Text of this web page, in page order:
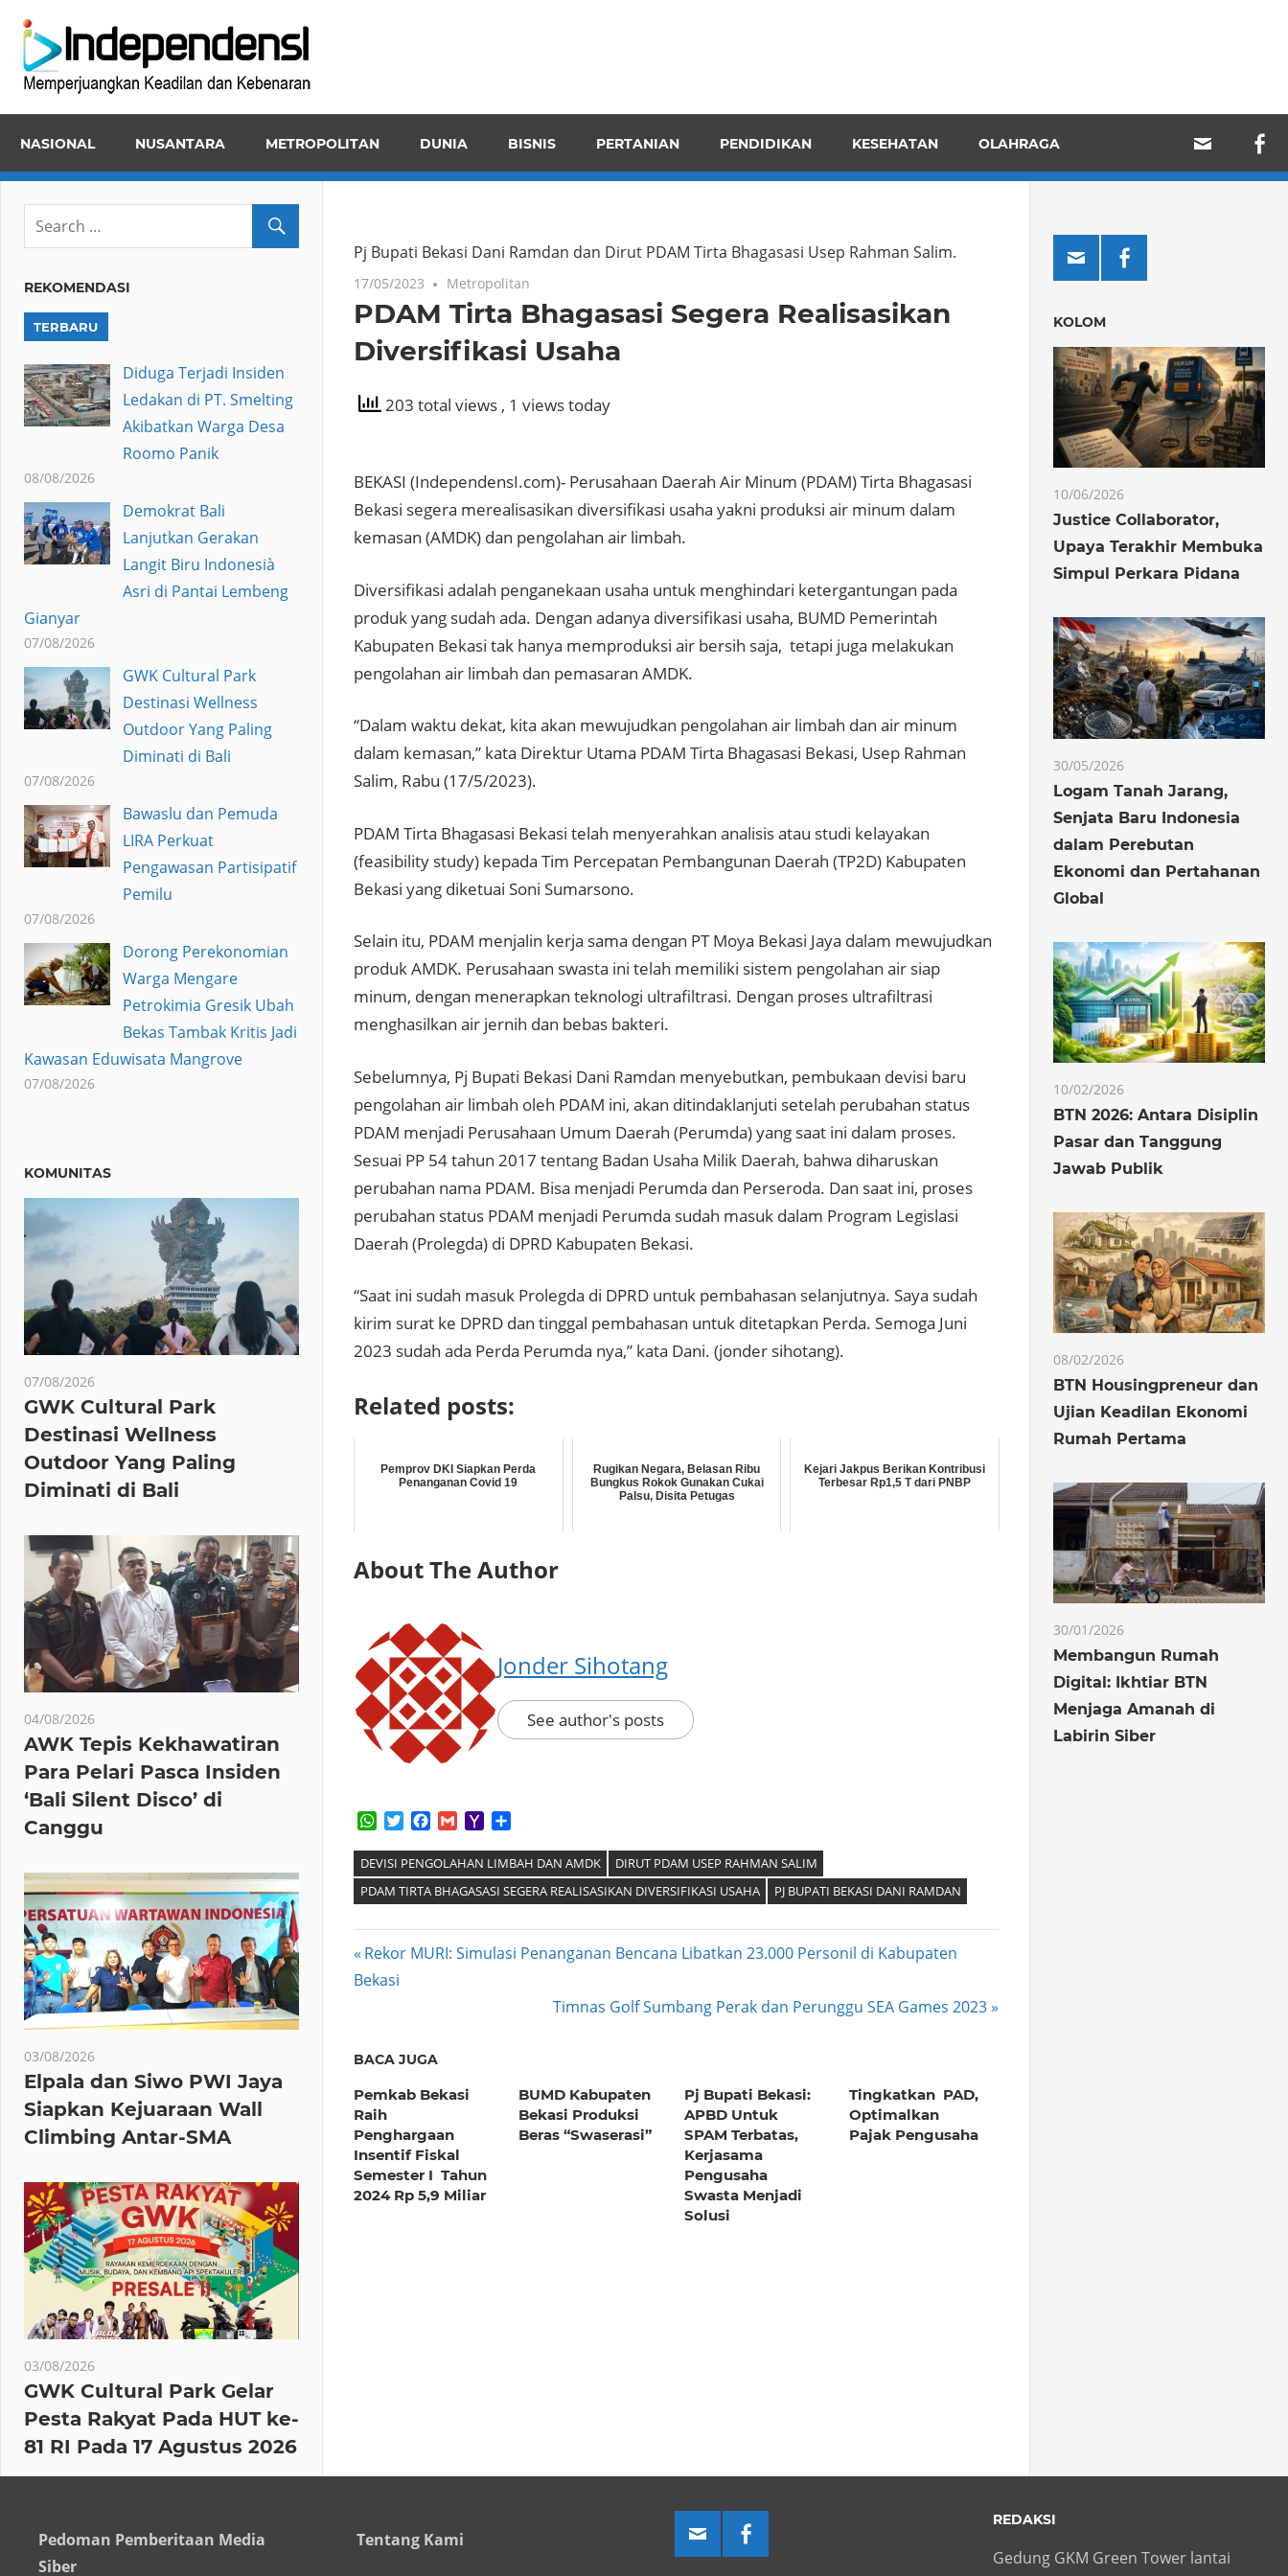
content
dan
NASIONAL NUSANTARA METROPOLITAN DUNIA BISNIS PERTANIAN PENDIDIKAN KESEHATAN OLAHRAGA
Pj Bupati Bekasi Dani Ramdan dan Dirut PDAM Tirta Bhagasasi Usep Rahman Salim.
17/05/2023 Metropolitan
PDAM Tirta Bhagasasi Segera Realisasikan
Diversifikasi Usaha
203 total views , 1 views today
BEKASI (IndependensI.com)- Perusahaan Daerah Air Minum (PDAM) Tirta Bhagasasi
Bekasi segera merealisasikan diversifikasi usaha yakni produksi air minum dalam
kemasan (AMDK) dan pengolahan air limbah.
Diversifikasi adalah penganekaan usaha untuk menghindari ketergantungan pada
produk yang sudah ada. Dengan adanya diversifikasi usaha, BUMD Pemerintah
Kabupaten Bekasi tak hanya memproduksi air bersih saja, tetapi juga melakukan
pengolahan air limbah dan pemasaran AMDK.
“Dalam waktu dekat, kita akan mewujudkan pengolahan air limbah dan air minum
dalam kemasan,” kata Direktur Utama PDAM Tirta Bhagasasi Bekasi, Usep Rahman
Salim, Rabu (17/5/2023).
PDAM Tirta Bhagasasi Bekasi telah menyerahkan analisis atau studi kelayakan
(feasibility study) kepada Tim Percepatan Pembangunan Daerah (TP2D) Kabupaten
Bekasi yang diketuai Soni Sumarsono.
Selain itu, PDAM menjalin kerja sama dengan PT Moya Bekasi Jaya dalam mewujudkan
produk AMDK. Perusahaan swasta ini telah memiliki sistem pengolahan air siap
minum, dengan menerapkan teknologi ultrafiltrasi. Dengan proses ultrafiltrasi
menghasilkan air jernih dan bebas bakteri.
Sebelumnya, Pj Bupati Bekasi Dani Ramdan menyebutkan, pembukaan devisi baru
pengolahan air limbah oleh PDAM ini, akan ditindaklanjuti setelah perubahan status
PDAM menjadi Perusahaan Umum Daerah (Perumda) yang saat ini dalam proses.
Sesuai PP 54 tahun 2017 tentang Badan Usaha Milik Daerah, bahwa diharuskan
perubahan nama PDAM. Bisa menjadi Perumda dan Perseroda. Dan saat ini, proses
perubahan status PDAM menjadi Perumda sudah masuk dalam Program Legislasi
Daerah (Prolegda) di DPRD Kabupaten Bekasi.
“Saat ini sudah masuk Prolegda di DPRD untuk pembahasan selanjutnya. Saya sudah
kirim surat ke DPRD dan tinggal pembahasan untuk ditetapkan Perda. Semoga Juni
2023 sudah ada Perda Perumda nya,” kata Dani. (jonder sihotang).
Related posts:
Pemprov DKI Siapkan Perda
Penanganan Covid 19
Rugikan Negara, Belasan Ribu
Bungkus Rokok Gunakan Cukai
Palsu, Disita Petugas
Kejari Jakpus Berikan Kontribusi
Terbesar Rp1,5 T dari PNBP
About The Author
Jonder Sihotang
See author's posts
WhatsApp
TwitterFacebook
GmailYahoo
DEVISI PENGOLAHAN LIMBAH DAN AMDK
DIRUT PDAM USEP RAHMAN SALIM
PDAM TIRTA BHAGASASI SEGERA REALISASIKAN DIVERSIFIKASI USAHA
PJ BUPATI BEKASI DANI RAMDAN
Post
navigation
Previous
Post:
Rekor MURI: Simulasi Penanganan Bencana Libatkan 23.000 Personil di Kabupaten
Bekasi
Next
Timnas Golf Sumbang Perak dan Perunggu SEA Games 2023
BACA JUGA
Pemkab Bekasi
Raih
Penghargaan
Insentif Fiskal
Semester I Tahun
2024 Rp 5,9 Miliar
BUMD Kabupaten
Bekasi Produksi
Beras “Swaserasi”
Pj Bupati Bekasi:
APBD Untuk
SPAM Terbatas,
Kerjasama
Pengusaha
Swasta Menjadi
Solusi
Tingkatkan PAD,
Optimalkan
Pajak Pengusaha
REKOMENDASI
TERBARU
Diduga Terjadi Insiden
Ledakan di PT. Smelting
Akibatkan Warga Desa
Roomo Panik
08/08/2026
Demokrat Bali
Lanjutkan Gerakan
Langit Biru Indonesià
Asri di Pantai Lembeng
Gianyar
07/08/2026
GWK Cultural Park
Destinasi Wellness
Outdoor Yang Paling
Diminati di Bali
07/08/2026
Bawaslu dan Pemuda
LIRA Perkuat
Pengawasan Partisipatif
Pemilu
07/08/2026
Dorong Perekonomian
Warga Mengare
Petrokimia Gresik Ubah
Bekas Tambak Kritis Jadi
Kawasan Eduwisata Mangrove
07/08/2026
KOMUNITAS
07/08/2026
GWK Cultural Park
Destinasi Wellness
Outdoor Yang Paling
Diminati di Bali
04/08/2026
AWK Tepis Kekhawatiran
Para Pelari Pasca Insiden
‘Bali Silent Disco’ di
Canggu
03/08/2026
Elpala dan Siwo PWI Jaya
Siapkan Kejuaraan Wall
Climbing Antar-SMA
03/08/2026
GWK Cultural Park Gelar
Pesta Rakyat Pada HUT ke-
81 RI Pada 17 Agustus 2026
KOLOM
10/06/2026
Justice Collaborator,
Upaya Terakhir Membuka
Simpul Perkara Pidana
30/05/2026
Logam Tanah Jarang,
Senjata Baru Indonesia
dalam Perebutan
Ekonomi dan Pertahanan
Global
10/02/2026
BTN 2026: Antara Disiplin
Pasar dan Tanggung
Jawab Publik
08/02/2026
BTN Housingpreneur dan
Ujian Keadilan Ekonomi
Rumah Pertama
30/01/2026
Membangun Rumah
Digital: Ikhtiar BTN
Menjaga Amanah di
Labirin Siber
Pedoman Pemberitaan Media
Siber
Tentang Kami
REDAKSI
Gedung GKM Green Tower lantai